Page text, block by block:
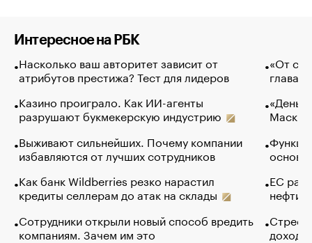
Интересное на РБК
Насколько ваш авторитет зависит от
атрибутов престижа? Тест для лидеров
Казино проиграло. Как ИИ-агенты
разрушают букмекерскую индустрию
Выживают сильнейших. Почему компании
избавляются от лучших сотрудников
Как банк Wildberries резко нарастил
кредиты селлерам до атак на склады
Сотрудники открыли новый способ вредить
компаниям. Зачем им это
«От
глава
Маск в
основ
ЕС
нефти